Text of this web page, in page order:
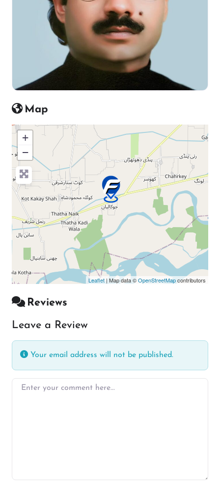
Map
+
−
Press Enter key to search
Leaflet | Map data ©OpenStreetMapcontributors
Reviews
Leave a Review
Your email address will not be published.
Enter your comment here…